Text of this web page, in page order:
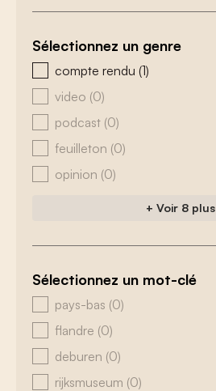
Sélectionnez un genre
zoeken - genre
compte rendu (1)
video (0)
podcast (0)
feuilleton (0)
opinion (0)
+ Voir 8 plus
Sélectionnez un mot-clé
zoeken - tags
pays-bas (0)
flandre (0)
deburen (0)
rijksmuseum (0)